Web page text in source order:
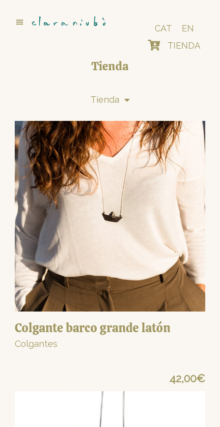
contenido
CAT
EN
TIENDA
Tienda
Tienda
Colgante barco grande latón
Colgantes
42,00€